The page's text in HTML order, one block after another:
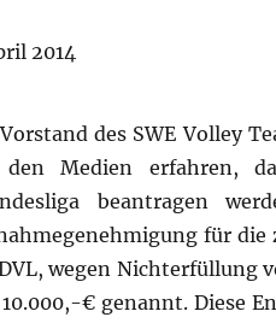
2014
des SWE Volley
den Medien erfahren,
beantragen
für die
wegen Nichterfüllung
€ genannt. Diese